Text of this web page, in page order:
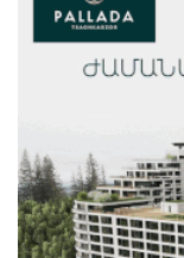
Ալիևն ու
«Ինտեր»-